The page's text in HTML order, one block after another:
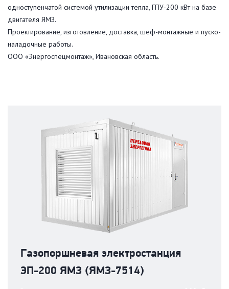
одноступенчатой системой утилизации тепла, ГПУ-200 кВт на базе
двигателя ЯМЗ.
Проектирование, изготовление, доставка, шеф-монтажные и пуско-
наладочные работы.
ООО «Энергоспецмонтаж», Ивановская область.
Газопоршневая электростанция
ЭП-200 ЯМЗ (ЯМЗ-7514)